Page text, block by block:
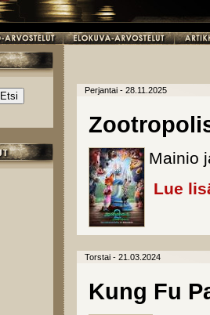
Perjantai - 28.11.2025
Mainio
Lue
Torstai - 21.03.2024
Kung Fu